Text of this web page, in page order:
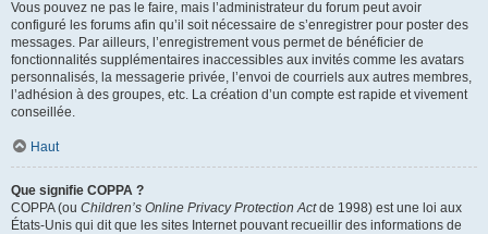
Vous pouvez ne pas le faire, mais l’administrateur du forum peut avoir
configuré les forums afin qu’il soit nécessaire de s’enregistrer pour poster des
messages. Par ailleurs, l’enregistrement vous permet de bénéficier de
fonctionnalités supplémentaires inaccessibles aux invités comme les avatars
personnalisés, la messagerie privée, l’envoi de courriels aux autres membres,
l’adhésion à des groupes, etc. La création d’un compte est rapide et vivement
conseillée.
Haut
Que signifie COPPA ?
COPPA (ou Children’s Online Privacy Protection Actde 1998) est une loi aux
États-Unis qui dit que les sites Internet pouvant recueillir des informations de